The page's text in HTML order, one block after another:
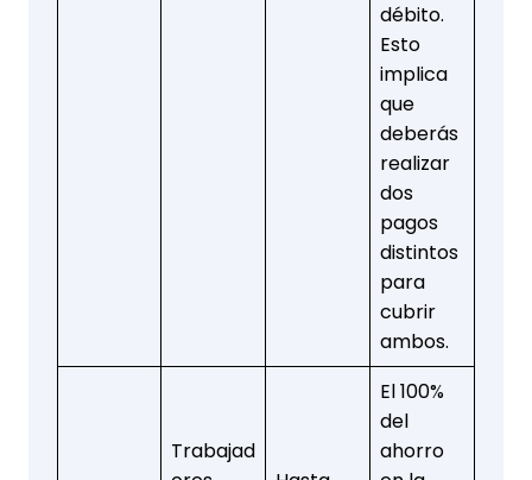
débito.
Esto
implica
que
deberás
realizar
dos
pagos
distintos
para
cubrir
ambos.
Trabajad
El 100%
del
ahorro